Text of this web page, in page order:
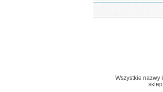
Wszystkie nazwy